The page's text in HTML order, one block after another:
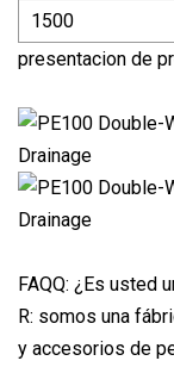
1500
presentacion de
FAQQ: ¿Es usted
R: somos una
y accesorios de